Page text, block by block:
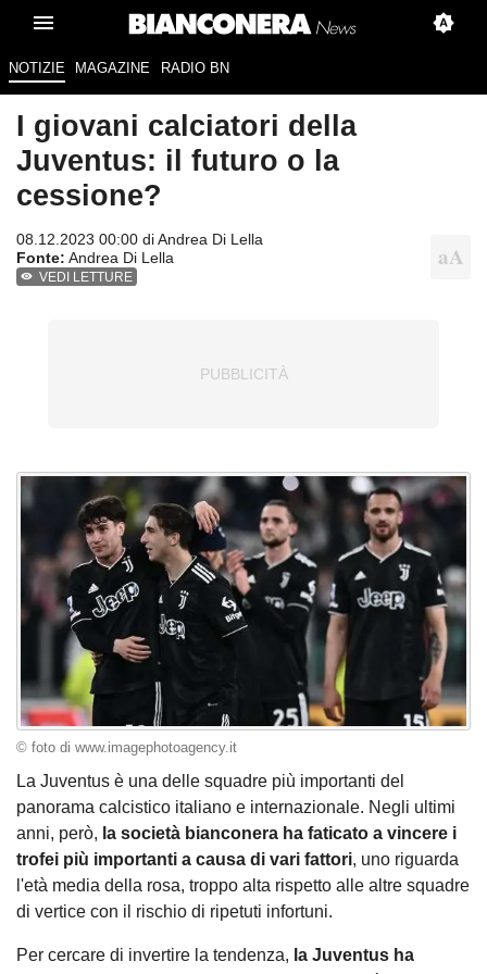
NOTIZIE MAGAZINE RADIO BN
I giovani calciatori della
Juventus: il futuro o la
cessione?
08.12.2023 00:00 diAndrea Di Lella
Fonte: Andrea Di Lella
VEDI LETTURE
© foto di www.imagephotoagency.it
La Juventus è una delle squadre più importanti del
panorama calcistico italiano e internazionale. Negli ultimi
anni, però, la società bianconera ha faticato a vincere i
trofei più importanti a causa di vari fattori, uno riguarda
l'età media della rosa, troppo alta rispetto alle altre squadre
di vertice con il rischio di ripetuti infortuni.
Per cercare di invertire la tendenza, la Juventus ha